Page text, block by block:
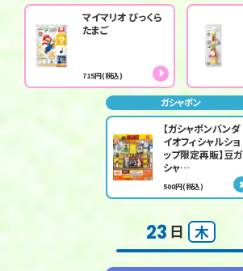
マイマリオ びっくら
たまご
715円(税込)
ガシャポン
【ガシャポンバンダ
イオフィシャルショ
ップ限定再販】豆ガ
シャ…
500円(税込)
23 日 木